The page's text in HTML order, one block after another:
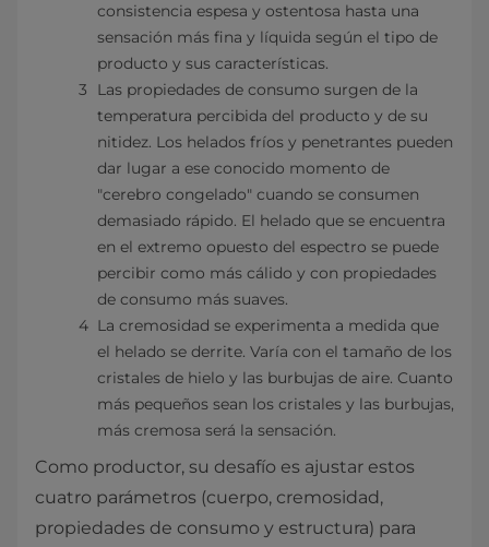
consistencia espesa y ostentosa hasta una
sensación más fina y líquida según el tipo de
producto y sus características.
Las propiedades de consumo surgen de la
temperatura percibida del producto y de su
nitidez. Los helados fríos y penetrantes pueden
dar lugar a ese conocido momento de
"cerebro congelado" cuando se consumen
demasiado rápido. El helado que se encuentra
en el extremo opuesto del espectro se puede
percibir como más cálido y con propiedades
de consumo más suaves.
La cremosidad se experimenta a medida que
el helado se derrite. Varía con el tamaño de los
cristales de hielo y las burbujas de aire. Cuanto
más pequeños sean los cristales y las burbujas,
más cremosa será la sensación.
Como productor, su desafío es ajustar estos
cuatro parámetros (cuerpo, cremosidad,
propiedades de consumo y estructura) para